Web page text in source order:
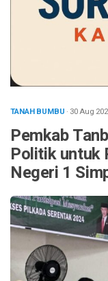
TANAH BUMBU · 30 Aug
Pemkab
Politik untuk
Negeri 1